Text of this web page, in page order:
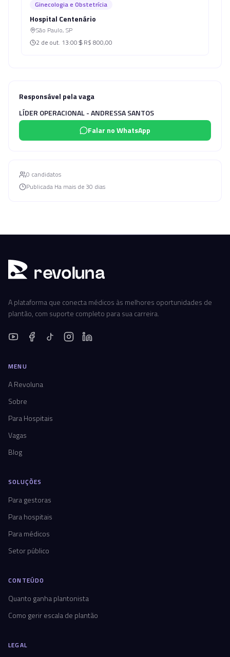
Ginecologia e Obstetrícia
Hospital Centenário
São Paulo, SP
2 de out. 13:00 R$ 800,00
Responsável pela vaga
LÍDER OPERACIONAL - ANDRESSA SANTOS
Falar no WhatsApp
0 candidatos
Publicada Ha mais de 30 dias
revoluna
A plataforma que conecta médicos às melhores oportunidades de
plantão, com suporte completo para sua carreira.
MENU
A Revoluna
Sobre
Para Hospitais
Vagas
Blog
SOLUÇÕES
Para gestoras
Para hospitais
Para médicos
Setor público
CONTEÚDO
Quanto ganha plantonista
Como gerir escala de plantão
LEGAL